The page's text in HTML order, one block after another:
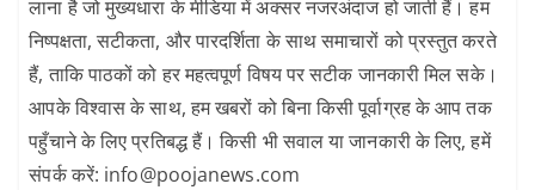
लाना है जो मुख्यधारा के मीडिया में अक्सर नजरअंदाज हो जाती हैं। हम
निष्पक्षता, सटीकता, और पारदर्शिता के साथ समाचारों को प्रस्तुत करते
हैं, ताकि पाठकों को हर महत्वपूर्ण विषय पर सटीक जानकारी मिल सके।
आपके विश्वास के साथ, हम खबरों को बिना किसी पूर्वाग्रह के आप तक
पहुँचाने के लिए प्रतिबद्ध हैं। किसी भी सवाल या जानकारी के लिए, हमें
संपर्क करें: info@poojanews.com